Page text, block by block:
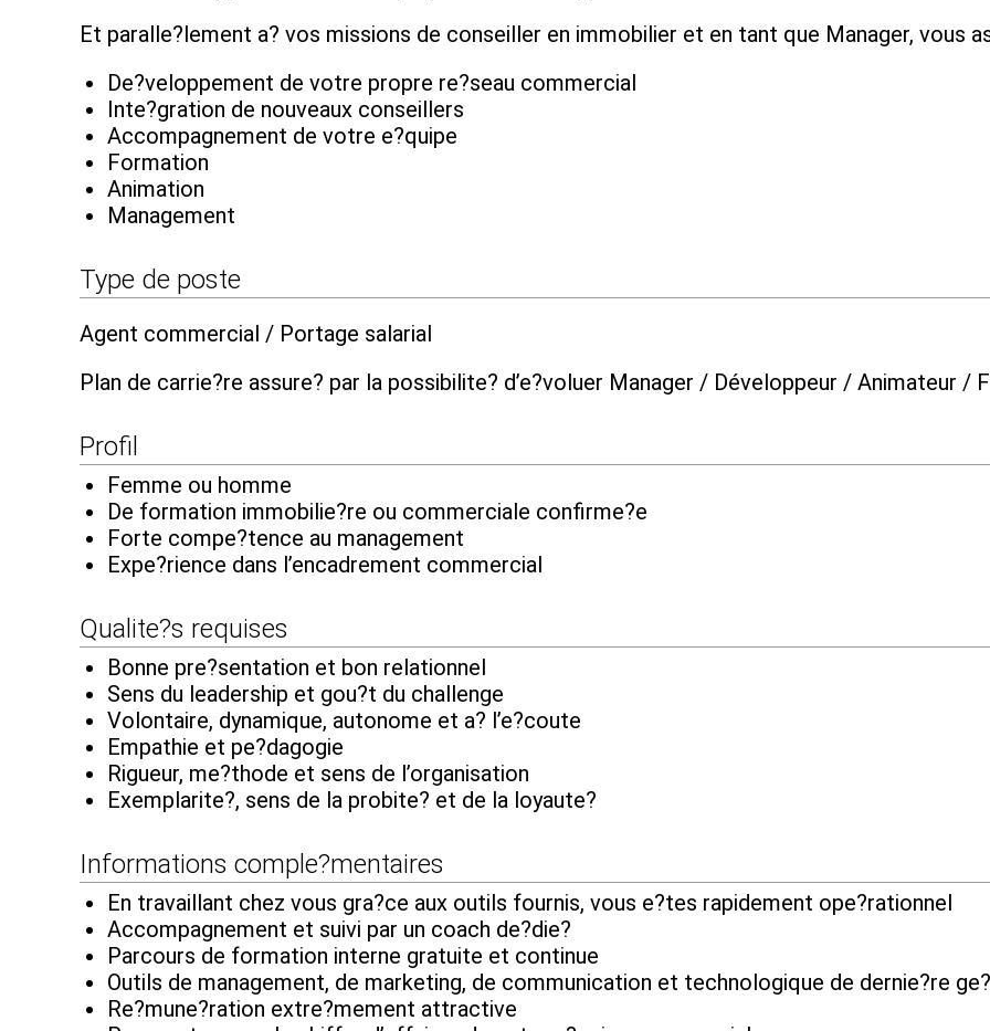
Et paralle?lement a? vos missions de conseiller en immobilier et en tant que Manager, vous
De?veloppement de votre propre re?seau commercial
Inte?gration de nouveaux conseillers
Accompagnement de votre e?quipe
Formation
Animation
Management
Type de poste
Agent commercial / Portage salarial
Plan de carrie?re assure? par la possibilite? d’e?voluer Manager / Développeur / Animateur /
Profil
Femme ou homme
De formation immobilie?re ou commerciale confirme?e
Forte compe?tence au management
Expe?rience dans l’encadrement commercial
Qualite?s requises
Bonne pre?sentation et bon relationnel
Sens du leadership et gou?t du challenge
Volontaire, dynamique, autonome et a? l’e?coute
Empathie et pe?dagogie
Rigueur, me?thode et sens de l’organisation
Exemplarite?, sens de la probite? et de la loyaute?
Informations comple?mentaires
En travaillant chez vous gra?ce aux outils fournis, vous e?tes rapidement ope?rationnel
Accompagnement et suivi par un coach de?die?
Parcours de formation interne gratuite et continue
Outils de management, de marketing, de communication et technologique de dernie?re
Re?mune?ration extre?mement attractive